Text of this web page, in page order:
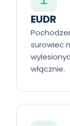
EUDR
surowiec
włącznie.